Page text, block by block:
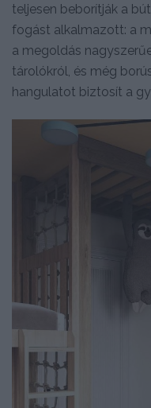
teljesen beborítják a
fogást alkalmazott: a
a megoldás
tárolókról, és még
hangulatot biztosít a